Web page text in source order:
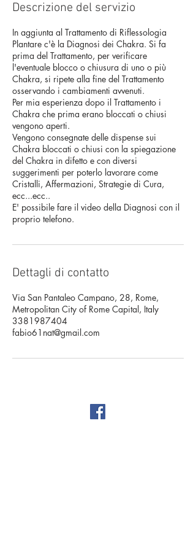
i
Descrizione del servizio
In aggiunta al Trattamento di Riflessologia
Plantare c'è la Diagnosi dei Chakra. Si fa
prima del Trattamento, per verificare
l'eventuale blocco o chiusura di uno o più
Chakra, si ripete alla fine del Trattamento
osservando i cambiamenti avvenuti.
Per mia esperienza dopo il Trattamento i
Chakra che prima erano bloccati o chiusi
vengono aperti.
Vengono consegnate delle dispense sui
Chakra bloccati o chiusi con la spiegazione
del Chakra in difetto e con diversi
suggerimenti per poterlo lavorare come
Cristalli, Affermazioni, Strategie di Cura,
ecc...ecc..
E' possibile fare il video della Diagnosi con il
proprio telefono.
Dettagli di contatto
Via San Pantaleo Campano, 28, Rome,
Metropolitan City of Rome Capital, Italy
3381987404
fabio61nat@gmail.com